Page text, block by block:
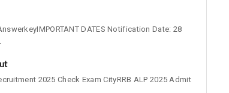
DATES Notification Date: 28
2025 Check Exam CityRRB ALP 2025 Admit